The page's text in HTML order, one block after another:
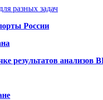
разных задач
России
результатов